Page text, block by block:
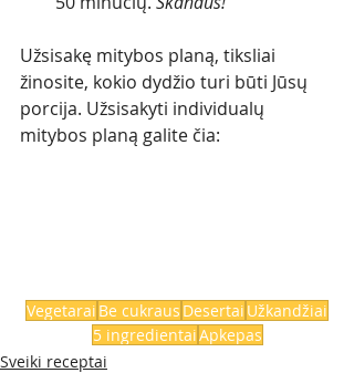
Užsisakę mitybos planą, tiksliai
žinosite, kokio dydžio turi būti Jūsų
porcija. Užsisakyti individualų
mitybos planą galite čia:
Vegetarai Be cukraus Desertai Užkandžiai
5 ingredientaiApkepas
Sveiki receptai